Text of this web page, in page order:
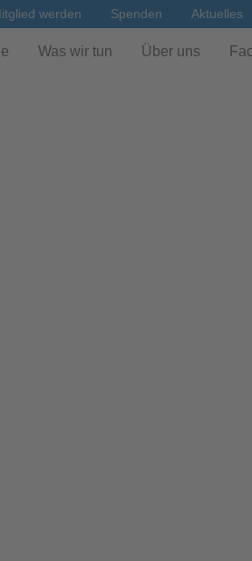
werden Spenden Aktuelles
Was wir tun Über uns